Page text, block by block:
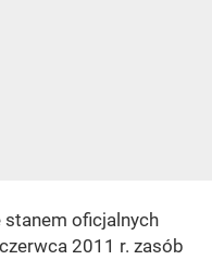
stanem oficjalnych
2011 r. zasób